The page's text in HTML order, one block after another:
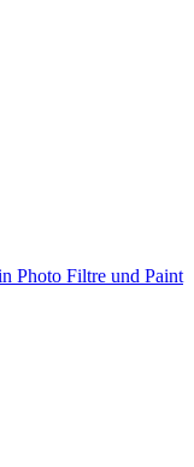
Photo Filtre und Paint